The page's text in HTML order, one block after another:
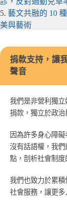
5. 藝文共融的 10
美與藝術
捐款支持，讓
聲音
我們是非營利獨立
捐款，獨立於政治
因為許多身心障
沒有話語權，我
點，剖析社會制度
我們也致力於累
社會服務，讓更多